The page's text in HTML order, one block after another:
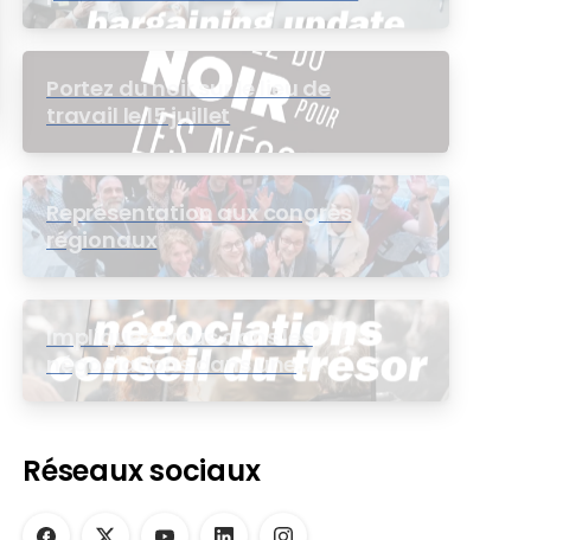
de l’intérêt public (CIP) pour le
groupe EB
Portez du noir sur le lieu de
travail le 15 juillet
Représentation aux congrès
régionaux
Impliquez-vous dans les
négociations dans une
assemblée virtuelle
Réseaux sociaux